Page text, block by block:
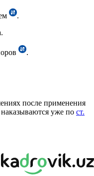
.
.
после применения
уже по ст.